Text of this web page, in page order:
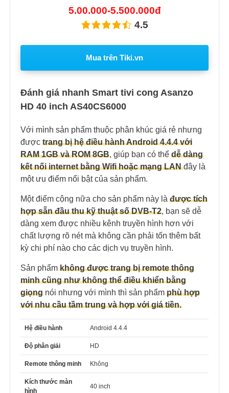
5.00.000-5.500.000đ
4.5
Mua trên Tiki.vn
Đánh giá nhanh Smart tivi cong Asanzo
HD 40 inch AS40CS6000
Với mình sản phẩm thuộc phân khúc giá rẻ nhưng
được trang bị hệ điều hành Android 4.4.4 với
RAM 1GB và ROM 8GB, giúp bạn có thể dễ dàng
kết nối internet bằng Wifi hoặc mạng LAN đây là
một ưu điểm nổi bật của sản phẩm.
Một điểm cộng nữa cho sản phẩm này là được tích
hợp sẵn đầu thu kỹ thuật số DVB-T2, bạn sẽ dễ
dàng xem được nhiều kênh truyền hình hơn với
chất lượng rõ nét mà không cần phải tốn thêm bất
kỳ chi phí nào cho các dịch vụ truyền hình.
Sản phẩm không được trang bị remote thông
minh cũng như không thể điều khiển bằng
giọng nói nhưng với mình thì sản phẩm phù hợp
với nhu cầu tầm trung và hợp với giá tiền.
Hệ điều hành Android 4.4.4
Độ phân giải HD
Remote thông minh Không
Kích thước màn
hình
40 inch